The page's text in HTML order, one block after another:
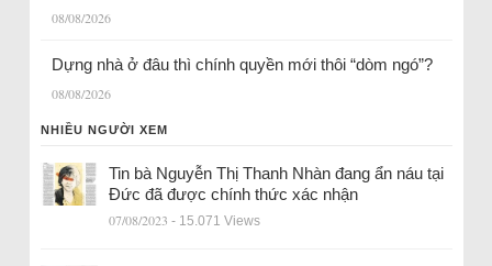
08/08/2026
Dựng nhà ở đâu thì chính quyền mới thôi “dòm ngó”?
08/08/2026
NHIỀU NGƯỜI XEM
Tin bà Nguyễn Thị Thanh Nhàn đang ẩn náu tại
Đức đã được chính thức xác nhận
07/08/2023 - 15.071 Views